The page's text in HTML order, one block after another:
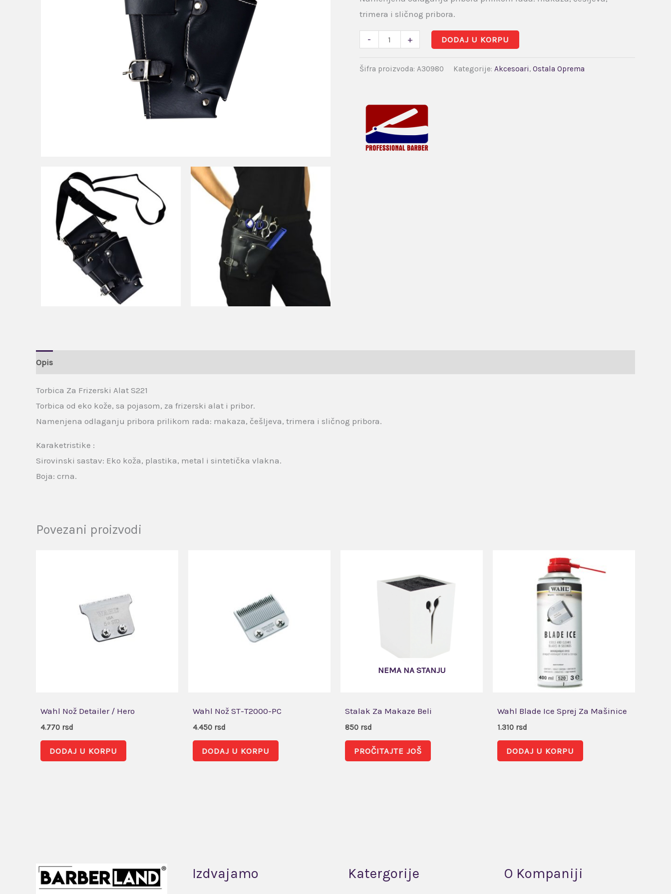
trimera i sličnog pribora.
- + DODAJ U KORPU
Šifra proizvoda: A30980 Kategorije: Akcesoari, Ostala Oprema
Opis
Torbica Za Frizerski Alat S221
Torbica od eko kože, sa pojasom, za frizerski alat i pribor.
Namenjena odlaganju pribora prilikom rada: makaza, češljeva, trimera i sličnog pribora.
Karaketristike :
Sirovinski sastav: Eko koža, plastika, metal i sintetička vlakna.
Boja: crna.
Povezani proizvodi
Wahl Nož Detailer / Hero
4.770 rsd
DODAJ U KORPU
Wahl Nož ST-T2000-PC
4.450 rsd
DODAJ U KORPU
NEMA NA STANJU
Stalak Za Makaze Beli
850 rsd
PROČITAJTE JOŠ
Wahl Blade Ice Sprej Za Mašinice
1.310 rsd
DODAJ U KORPU
Izdvajamo Katergorije O Kompaniji